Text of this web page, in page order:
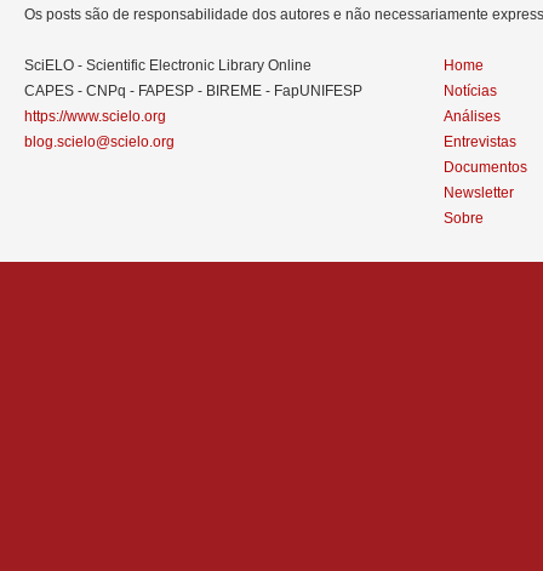
Os posts são de responsabilidade dos autores e não necessariamente
SciELO - Scientific Electronic Library Online
CAPES - CNPq - FAPESP - BIREME - FapUNIFESP
https://www.scielo.org
blog.scielo@scielo.org
Home
Notícias
Análises
Entrevistas
Documentos
Newsletter
Sobre